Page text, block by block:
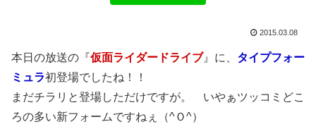
2015.03.08
本日の放送の『仮面ライダードライブ』に、 タイプフォー
ミュラ初登場でしたね！！
まだチラリと登場しただけですが。 いやぁツッコミどこ
ろの多い新フォームですねぇ（^Ｏ^）